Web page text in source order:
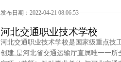
发布日期：2022-04-21 08:06:53
河北交通职业技术学校
河北交通职业技术学校是国家级重点技
创建,是河北省交通运输厅直属唯一一